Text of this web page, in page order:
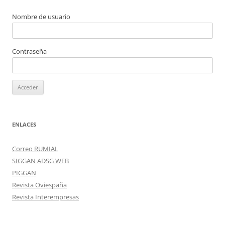
Nombre de usuario
Contraseña
ENLACES
Correo RUMIAL
SIGGAN ADSG WEB
PIGGAN
Revista Oviespaña
Revista Interempresas